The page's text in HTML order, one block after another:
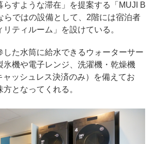
すような滞在」を提案する「MUJI B
らではの設備として、2階には宿泊者
ティルーム」を設けている。
た水筒に給水できるウォーターサー
氷機や電子レンジ、洗濯機・乾燥機
ャッシュレス決済のみ）を備えてお
となってくれる。